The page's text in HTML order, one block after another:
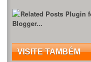
VISITE TAMBÉM